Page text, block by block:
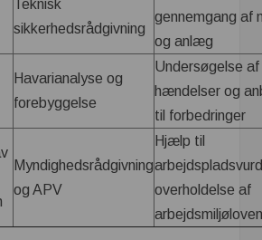
Teknisk
sikkerhedsrådgivning
gennemgang af
og anlæg
Havarianalyse og
forebyggelse
Undersøgelse af
hændelser og
til forbedringer
Myndighedsrådgivning
og APV
Hjælp til
overholdelse af
arbejdsmiljøloven